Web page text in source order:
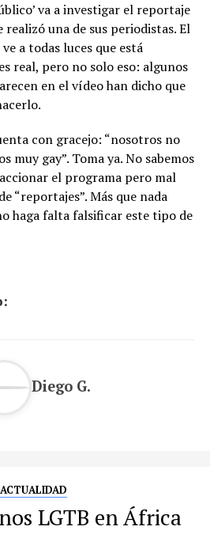
va a investigar el reportaje
realizó una de sus periodistas. El
a todas luces que está
real, pero no solo eso: algunos
en el vídeo han dicho que
con gracejo: “nosotros no
muy gay”. Toma ya. No sabemos
el programa pero mal
“reportajes”. Más que nada
haga falta falsificar este tipo de
Diego G.
ACTUALIDAD
LGTB en África